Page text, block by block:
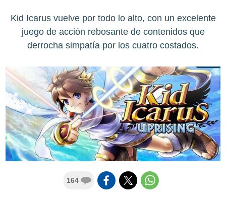
Kid Icarus vuelve por todo lo alto, con un excelente
juego de acción rebosante de contenidos que
derrocha simpatía por los cuatro costados.
164